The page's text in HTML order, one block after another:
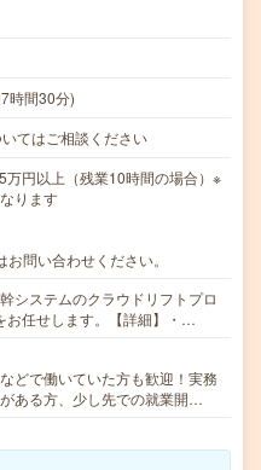
時間30分)
てはご相談ください
円以上（残業10時間の場合）※
ります
問い合わせください。
システムのクラウドリフトプロ
お任せします。【詳細】・…
どで働いていた方も歓迎！実務
ある方、少し先での就業開…